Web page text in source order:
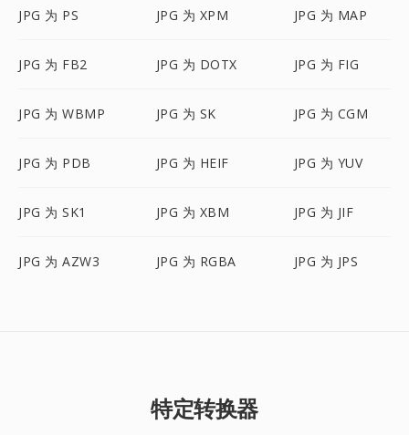
JPG 为 PS JPG 为 XPM JPG 为 MAP
JPG 为 FB2 JPG 为 DOTX JPG 为 FIG
JPG 为 WBMP JPG 为 SK JPG 为 CGM
JPG 为 PDB JPG 为 HEIF JPG 为 YUV
JPG 为 SK1 JPG 为 XBM JPG 为 JIF
JPG 为 AZW3 JPG 为 RGBA JPG 为 JPS
特定转换器